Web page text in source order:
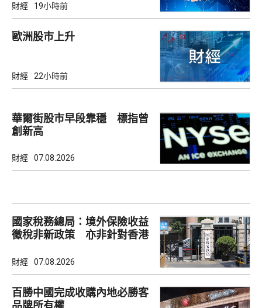
財經 19小時前
歐洲股巿上升
財經 22小時前
華爾街股市早段靠穩 標指曾
創新高
財經 07.08.2026
國家稅務總局：境外保險收益
徵稅非新政策 亦非針對香港
財經 07.08.2026
百勝中國完成收購內地必勝客
品牌所有權